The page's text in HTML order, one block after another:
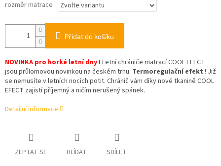
rozměr matrace
Přidat do košíku
NOVINKA pro horké letní dny !Letní chrániče matrací COOL EFECT
jsou průlomovou novinkou na českém trhu. Termoregulační efekt ! Již
se nemusíte v letních nocích potit. Chránič vám díky nové tkanině COOL
EFECT zajistí příjemný a ničím nerušený spánek.
Detailní informace
ZEPTAT SE HLÍDAT SDÍLET